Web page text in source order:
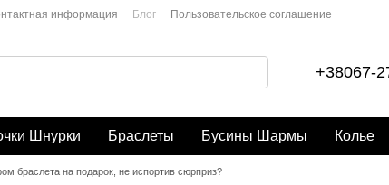
информация Блог
Пользовательское соглашение
+38067-
Шнурки Браслеты Бусины Шармы Колье
браслета на подарок, не испортив сюрприз?